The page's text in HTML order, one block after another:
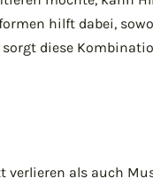
hilft dabei,
diese
verlieren als auch